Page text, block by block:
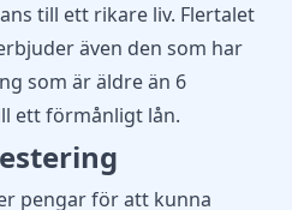
till ett rikare liv. Flertalet
även den som har
som är äldre än 6
ett förmånligt lån.
pengar för att kunna